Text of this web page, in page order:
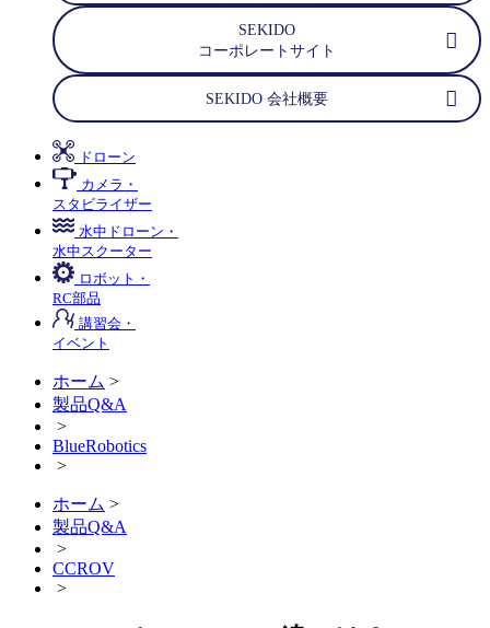
SEKIDO
コーポレートサイト
SEKIDO 会社概要
ドローン
カメラ・
スタビライザー
水中ドローン・
水中スクーター
ロボット・
RC部品
講習会・
イベント
ホーム >
製品Q&A
>
BlueRobotics
>
ホーム >
製品Q&A
>
CCROV
>